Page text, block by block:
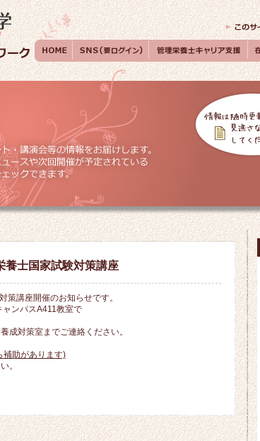
養士国家試験対策講座
策講座開催のお知らせです。
ンパスA411教室で
成対策室までご連絡ください。
補助があります)
。